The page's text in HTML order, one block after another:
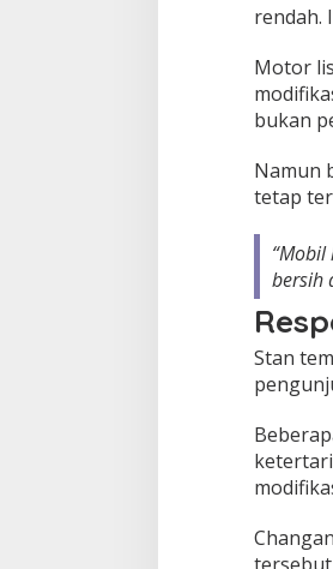
rendah.
Motor
bukan
Namun
tetap
bersih
Stan